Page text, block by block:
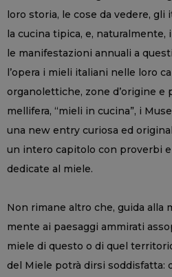
loro storia, le cose da vedere, gli
la cucina tipica, e, naturalmente,
le manifestazioni annuali a
l’opera i mieli italiani nelle loro
organolettiche, zone d’origine e
mellifera, “mieli in cucina”, i
una new entry curiosa ed
un intero capitolo con proverbi
dedicate al miele.
Non rimane altro che, guida alla
mente ai paesaggi ammirati
miele di questo o di quel
del Miele potrà dirsi soddisfatta: